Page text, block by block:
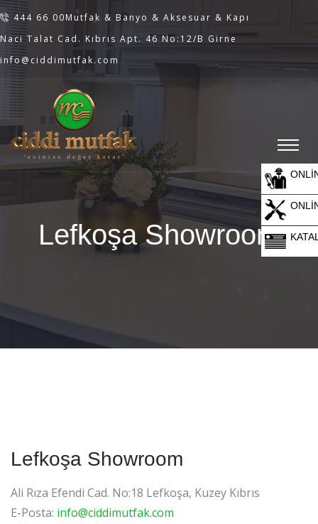
444 66 00Mutfak & Banyo & Aksesuar & Kapı
Naci Talat Cad. Kıbrıs Apt. 46 No:12/B Girne
info@ciddimutfak.com
Lefkoşa Showroom
Lefkoşa Showroom
Ali Rıza Efendi Cad. No:18 Lefkoşa, Kuzey Kıbrıs
E-Posta: info@ciddimutfak.com